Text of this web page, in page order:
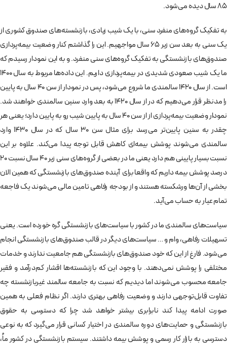
۸۵ سال دیده می‌شود.
به تفکیک گروه‌های منفرد سنی، با یک شیب زیادی، بازنشسته‌های صندوق‌ کشوری از
یک سنی به بعد سن زیر ۶۵ سال مواجهیم. این را گذاشتم کنار وضعیت بیمه‌پردازی
صندوق‌های بازنشستگی به تفکیک گروه‌های سنی منفرد. و به این نمودار رسیدم که
ما یک شیب صعودی شدیدی در بیمه‌پردازی داریم. این داده‌ها مربوط به سال 1400
است. از سال 1420 سالمندی ما شروع می‌شود، پس در نمودار از سن 40 سال به پایین
را مدنظر قرار می‌دهیم که در از سال 1420 به بعد وارد سنین سالمندی خواهند شد.
نمودار وضعیت بیمه‌پردازی از از سن 40 سال به پایین شیب رو به پایین دارد؛ یعنی هر
چقدر به سنین پایین‌تر می‌رسد برای مثال سن 30 سال که در سال 1430 وارد
سالمندی می‌شوند پوشش بیمه‌ای کاهش قابل توجه پیدا می‌کند. علاوه بر این
نسبت بسیار پایینی هم دارد یعنی ما در بعضی از گروه‌های سنی زیر 40 سال نسبت 20
درصد پوشش بیمه داریم که واقعا برای آینده صندوق‌های بازنشستگی که همین الان
بخشی از آن‌ها ورشکسته هستند و از بودجه رفاهی تامین مالی می‌شوند یک فاجعه
تمام عیار به حساب می‌آید.
سیاست‌های سالمندی ما در کشور با سیاست‌های بازنشستگی گره خورده است. یعنی
تسهیلات رفاهی، وام و … سیاست‌های دیگر در قالب صندوق‌های بازنشستگی انجام
می‌شود. فارغ از این که خود صندوق‌های بازنشستگی هم جامعیت ندارند و خدمات
مختلفی را پوشش نمی‌دهند. با وجود این که بازنشسته‌ها اقشار کم‌درآمد و فقیر
جامعه محسوب می‌شوند اما دیدیم که نسبت به جامعه سالمند غیربازنشسته چه
تفاوت قابل‌توجهی دارند و وضعیت رفاهی بهتری دارند. اگر نظام فعلی به همین
صورت ادامه پیدا کند نابرابری بیشتر خواهد شد چرا که دسترسی به حقوق
بازنشستگی و حمایت‌های دوره سالمندی در اختیار کسانی قرار می‌گیرد که به نوعی
دسترسی به بازار کار رسمی و پوشش بیمه داشتند. سیستم بازنشستگی در کشور ماُ،